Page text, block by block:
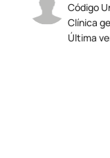
Código
Clínica
Última